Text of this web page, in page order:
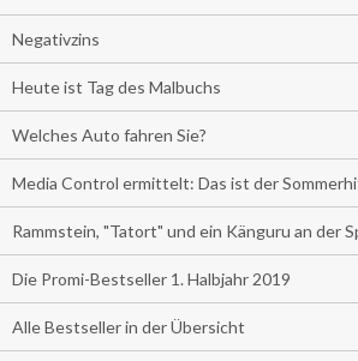
Negativzins
Heute ist Tag des Malbuchs
Welches Auto fahren Sie?
Media Control ermittelt: Das ist der
Rammstein, "Tatort" und ein Känguru an der
Die Promi-Bestseller 1. Halbjahr 2019
Alle Bestseller in der Übersicht